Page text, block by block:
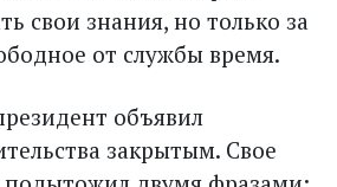
свои знания, но только за
от службы время.
объявил
закрытым. Свое